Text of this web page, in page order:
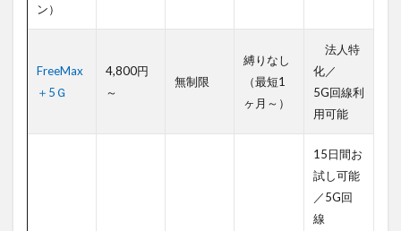
ン）
FreeMax
＋5Ｇ
4,800円
～
無制限
縛りなし
（最短1
ヶ月～）
法人特
化／
5G回線利
用可能
15日間お
試し可能
／5G回
線